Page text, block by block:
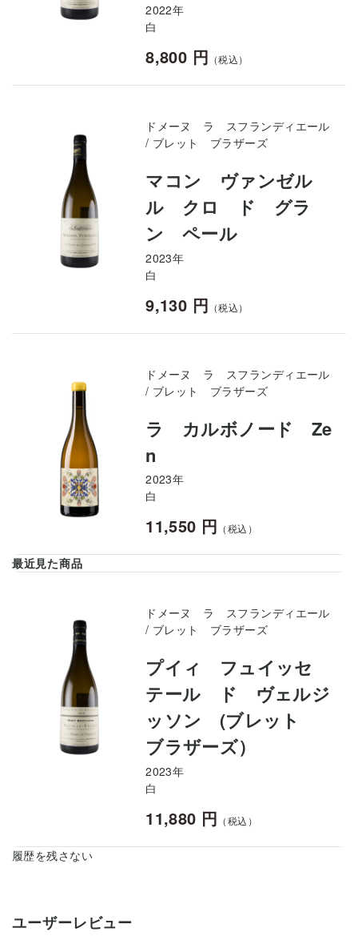
2022年
白
8,800 円 （税込）
ドメーヌ ラ スフランディエール
/ ブレット ブラザーズ
マコン ヴァンゼル
ル クロ ド グラ
ン ペール
2023年
白
9,130 円 （税込）
ドメーヌ ラ スフランディエール
/ ブレット ブラザーズ
ラ カルボノード Ze
n
2023年
白
11,550 円 （税込）
最近見た商品
ドメーヌ ラ スフランディエール
/ ブレット ブラザーズ
プイィ フュイッセ
テール ド ヴェルジ
ッソン (ブレット
ブラザーズ）
2023年
白
11,880 円 （税込）
履歴を残さない
ユーザーレビュー